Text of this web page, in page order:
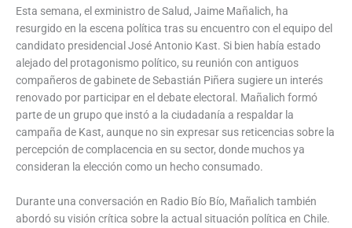
Esta semana, el exministro de Salud, Jaime Mañalich, ha
resurgido en la escena política tras su encuentro con el equipo del
candidato presidencial José Antonio Kast. Si bien había estado
alejado del protagonismo político, su reunión con antiguos
compañeros de gabinete de Sebastián Piñera sugiere un interés
renovado por participar en el debate electoral. Mañalich formó
parte de un grupo que instó a la ciudadanía a respaldar la
campaña de Kast, aunque no sin expresar sus reticencias sobre la
percepción de complacencia en su sector, donde muchos ya
consideran la elección como un hecho consumado.
Durante una conversación en Radio Bío Bío, Mañalich también
abordó su visión crítica sobre la actual situación política en Chile.